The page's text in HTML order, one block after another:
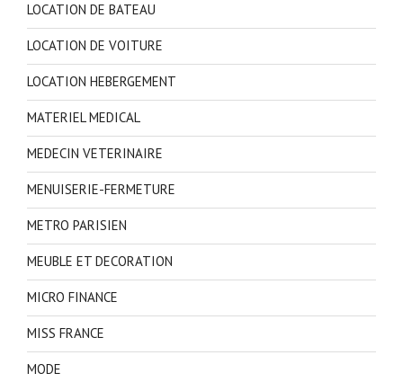
LOCATION DE BATEAU
LOCATION DE VOITURE
LOCATION HEBERGEMENT
MATERIEL MEDICAL
MEDECIN VETERINAIRE
MENUISERIE-FERMETURE
METRO PARISIEN
MEUBLE ET DECORATION
MICRO FINANCE
MISS FRANCE
MODE